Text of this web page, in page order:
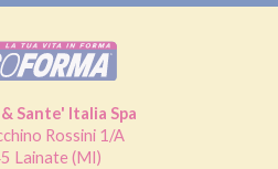
Sante' Italia Spa
Rossini 1/A
Lainate (MI)